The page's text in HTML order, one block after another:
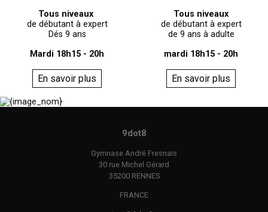
Tous niveaux
de débutant à expert
Dés 9 ans
Mardi 18h15 - 20h
En savoir plus
Tous niveaux
de débutant à expert
de 9 ans à adulte
mardi 18h15 - 20h
En savoir plus
9dot8
Gymnase André Fresnais
30 rue Michel Gérard
35200 RENNES
FRANCE